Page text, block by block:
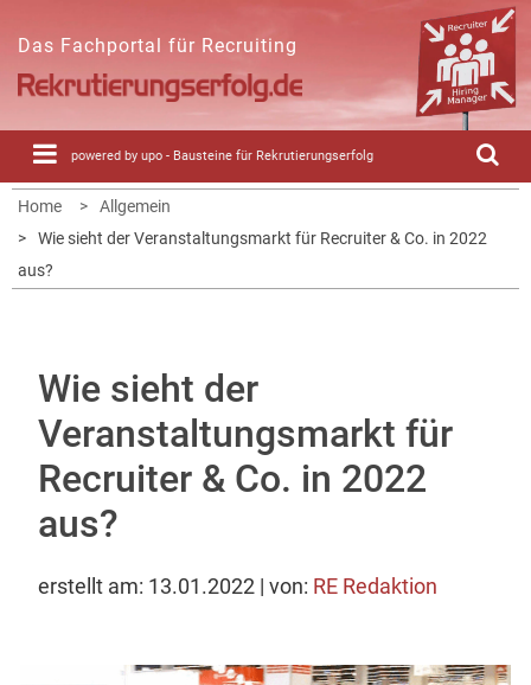
content
Das Fachportal für Recruiting
powered by upo - Bausteine für Rekrutierungserfolg
Home
Allgemein
Wie sieht der Veranstaltungsmarkt für Recruiter & Co. in 2022
aus?
Wie sieht der
Veranstaltungsmarkt für
Recruiter & Co. in 2022
aus?
erstellt am: 13.01.2022 | von: RE Redaktion